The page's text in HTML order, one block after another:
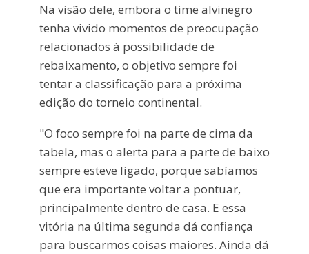
Na visão dele, embora o time alvinegro
tenha vivido momentos de preocupação
relacionados à possibilidade de
rebaixamento, o objetivo sempre foi
tentar a classificação para a próxima
edição do torneio continental.
"O foco sempre foi na parte de cima da
tabela, mas o alerta para a parte de baixo
sempre esteve ligado, porque sabíamos
que era importante voltar a pontuar,
principalmente dentro de casa. E essa
vitória na última segunda dá confiança
para buscarmos coisas maiores. Ainda dá